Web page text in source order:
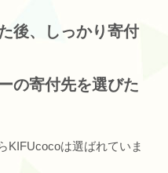
後、しっかり寄付
の寄付先を選びた
KIFUcocoは選ばれていま